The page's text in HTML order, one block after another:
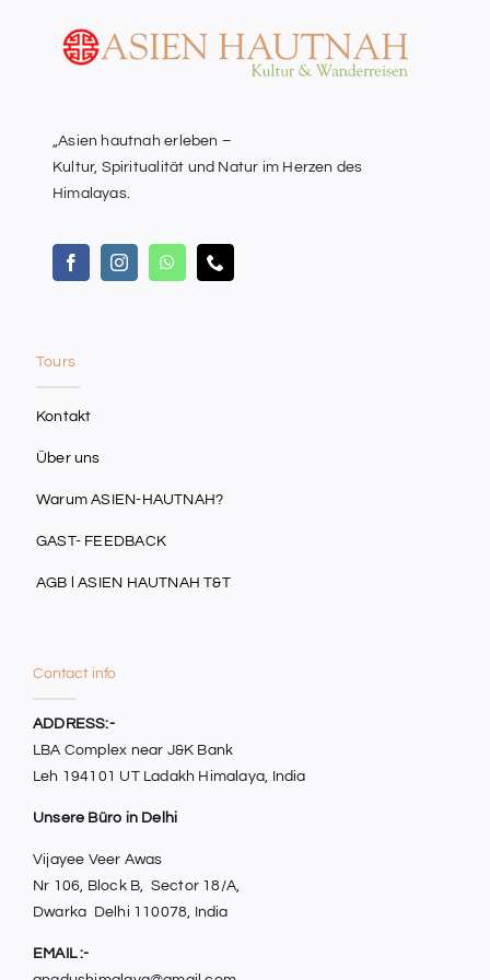
„Asien hautnah erleben –
Kultur, Spiritualität und Natur im Herzen des
Himalayas.
Tours
Kontakt
Über uns
Warum ASIEN-HAUTNAH?
GAST- FEEDBACK
AGB l ASIEN HAUTNAH T&T
Contact info
ADDRESS:-
LBA Complex near J&K Bank
Leh 194101 UT Ladakh Himalaya, India
Unsere Büro in Delhi
Vijayee Veer Awas
Nr 106, Block B, Sector 18/A,
Dwarka Delhi 110078, India
EMAIL :-